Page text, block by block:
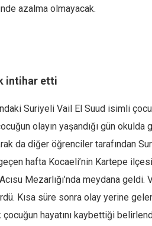
azalma olmayacak.
intihar etti
Suriyeli Vail El Suud isimli
olayın yaşandığı gün okulda
da diğer öğrenciler tarafından
hafta Kocaeli’nin Kartepe
Mezarlığı’nda meydana geldi.
Kısa süre sonra olay yerine
hayatını kaybettiği